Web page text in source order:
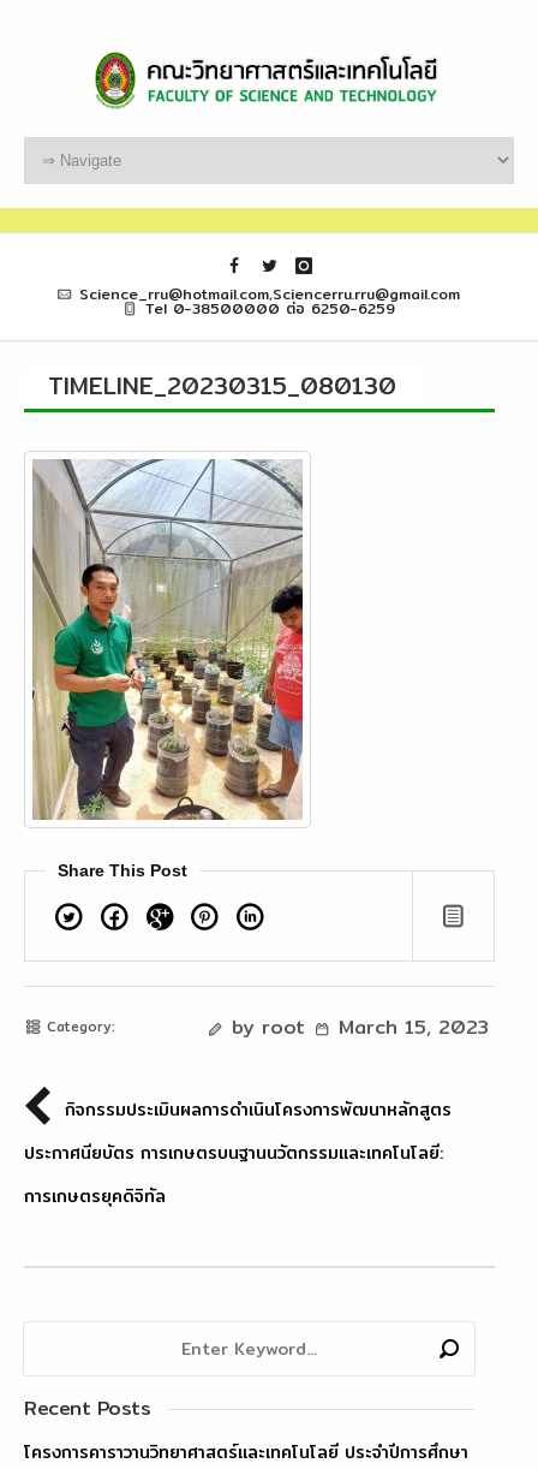
Science_rru@hotmail.com,Sciencerru.rru@gmail.com
Tel 0-38500000 ต่อ 6250-6259
TIMELINE_20230315_080130
Share This Post
by root March 15, 2023
Category:
กิจกรรมประเมินผลการดำเนินโครงการพัฒนาหลักสูตร
ประกาศนียบัตร การเกษตรบนฐานนวัตกรรมและเทคโนโลยี:
การเกษตรยุคดิจิทัล
Recent Posts
โครงการคาราวานวิทยาศาสตร์และเทคโนโลยี ประจำปีการศึกษา